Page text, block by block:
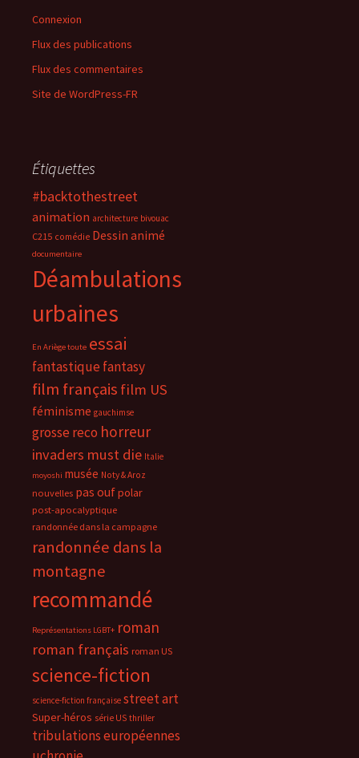
Connexion
Flux des publications
Flux des commentaires
Site de WordPress-FR
Étiquettes
#backtothestreet
animation architecture bivouac
C215 comédie Dessin animé
documentaire
Déambulations
urbaines
En Ariège toute essai
fantastiquefantasy
film français film US
féminisme gauchimse
grosse reco horreur
invaders must die Italie
moyoshi musée Noty & Aroz
nouvelles pas oufpolar
post-apocalyptique
randonnée dans la campagne
randonnée dans la
montagne
recommandé
Représentations LGBT+ roman
roman français roman US
science-fiction
science-fiction française street art
Super-héros série US thriller
tribulations européennes